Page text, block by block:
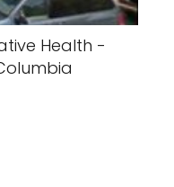
Health -